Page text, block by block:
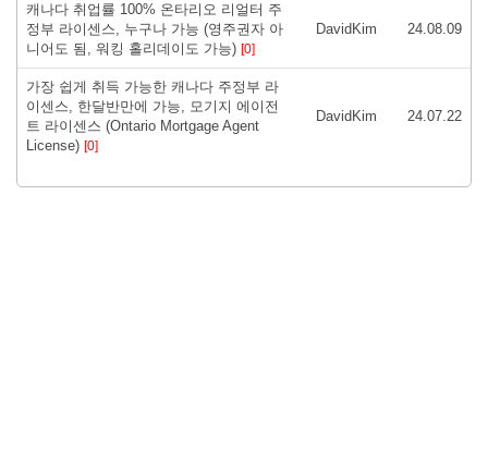
캐나다 취업률 100% 온타리오 리얼터 주
정부 라이센스, 누구나 가능 (영주권자 아
니어도 됨, 워킹 홀리데이도 가능) [0]
DavidKim 24.08.09
가장 쉽게 취득 가능한 캐나다 주정부 라
이센스, 한달반만에 가능, 모기지 에이전
트 라이센스 (Ontario Mortgage Agent
License) [0]
DavidKim 24.07.22